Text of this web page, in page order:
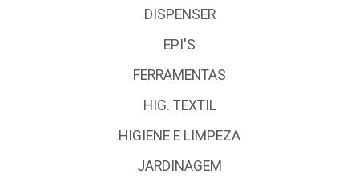
DISPENSER
EPI'S
FERRAMENTAS
HIG. TEXTIL
HIGIENE E LIMPEZA
JARDINAGEM